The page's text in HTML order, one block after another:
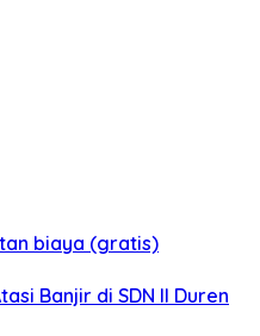
biaya (gratis)
Banjir di SDN II Duren